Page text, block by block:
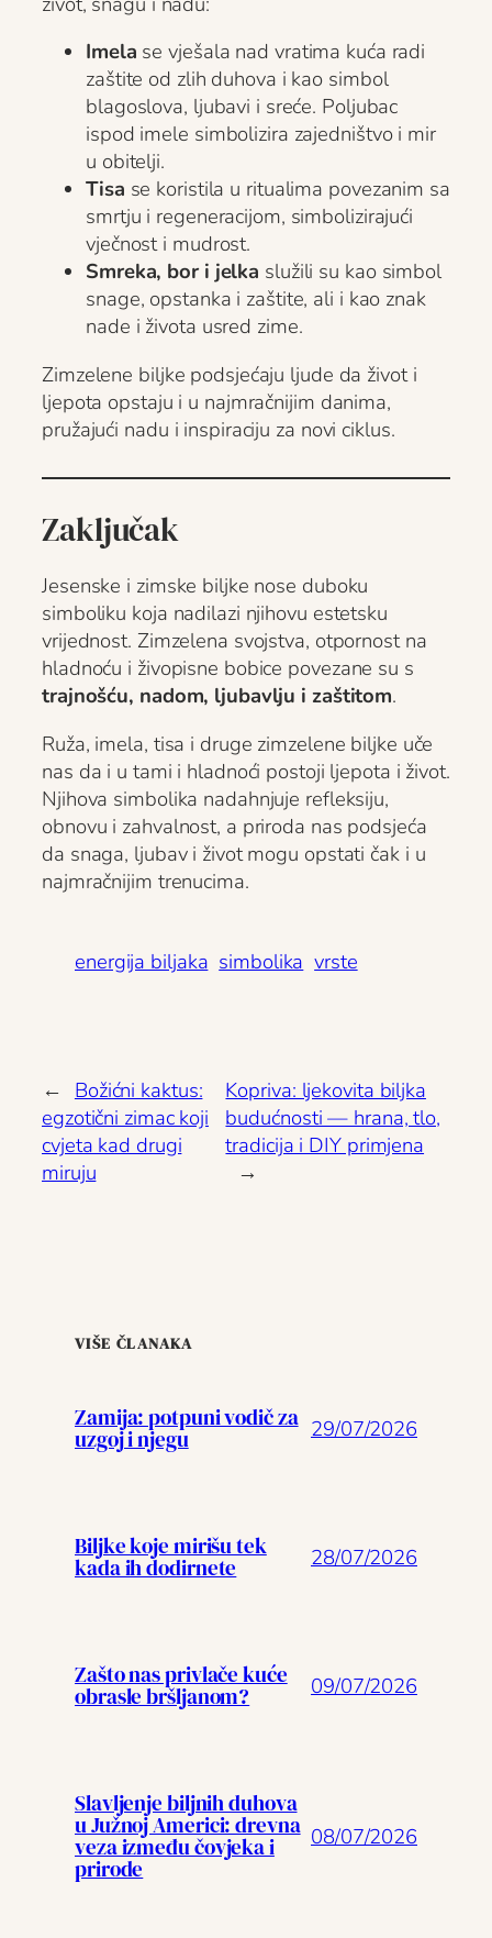
Imela se vješala nad vratima kuća radi
zaštite od zlih duhova i kao simbol
blagoslova, ljubavi i sreće. Poljubac
ispod imele simbolizira zajedništvo i mir
u obitelji.
Tisa se koristila u ritualima povezanim sa
smrtju i regeneracijom, simbolizirajući
vječnost i mudrost.
Smreka, bor i jelka služili su kao simbol
snage, opstanka i zaštite, ali i kao znak
nade i života usred zime.
Zimzelene biljke podsjećaju ljude da život i
ljepota opstaju i u najmračnijim danima,
pružajući nadu i inspiraciju za novi ciklus.
Zaključak
Jesenske i zimske biljke nose duboku
simboliku koja nadilazi njihovu estetsku
vrijednost. Zimzelena svojstva, otpornost na
hladnoću i živopisne bobice povezane su s
trajnošću, nadom, ljubavlju i zaštitom.
Ruža, imela, tisa i druge zimzelene biljke uče
nas da i u tami i hladnoći postoji ljepota i život.
Njihova simbolika nadahnjuje refleksiju,
obnovu i zahvalnost, a priroda nas podsjeća
da snaga, ljubav i život mogu opstati čak i u
najmračnijim trenucima.
energija biljaka simbolika vrste
← Božićni kaktus:
egzotični zimac koji
cvjeta kad drugi
miruju
Kopriva: ljekovita biljka
budućnosti — hrana, tlo,
tradicija i DIY primjena
→
VIŠE ČLANAKA
Zamija: potpuni vodič za
uzgoj i njegu
29/07/2026
Biljke koje mirišu tek
kada ih dodirnete
28/07/2026
Zašto nas privlače kuće
obrasle bršljanom?
09/07/2026
Slavljenje biljnih duhova
u Južnoj Americi: drevna
veza između čovjeka i
prirode
08/07/2026